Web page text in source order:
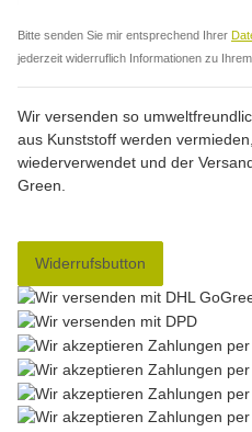
Bitte senden Sie mir entsprechend Ihrer
jederzeit widerruflich Informationen zu
Wir versenden so
aus Kunststoff werden
wiederverwendet und der
Green.
Widerrufsbutton